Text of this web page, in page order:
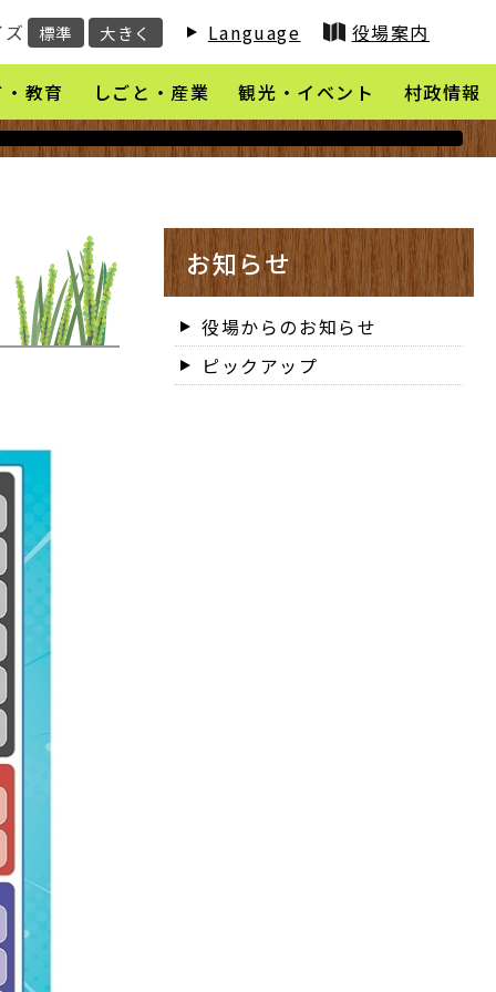
標準 大きく Language 役場案内
教育 しごと・産業 観光・イベント 村政情報
お知らせ
役場からのお知らせ
ピックアップ